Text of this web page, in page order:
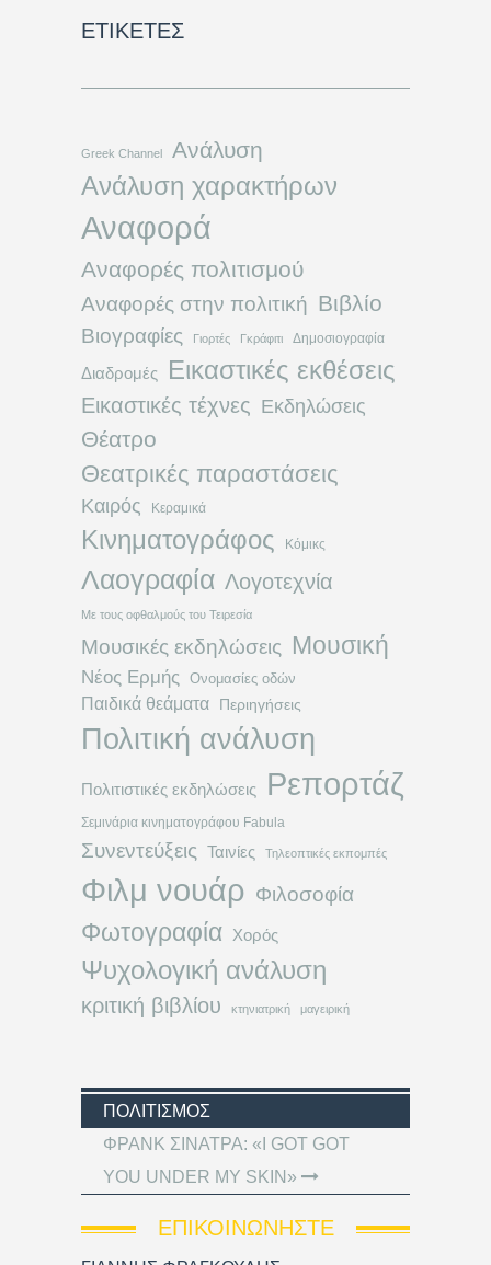
ΕΤΙΚΈΤΕΣ
Greek Channel Ανάλυση
Ανάλυση χαρακτήρων
Αναφορά
Αναφορές πολιτισμού
Αναφορές στην πολιτική Βιβλίο
Βιογραφίες Γιορτές Γκράφιτι Δημοσιογραφία
Διαδρομές Εικαστικές εκθέσεις
Εικαστικές τέχνες Εκδηλώσεις
Θέατρο
Θεατρικές παραστάσεις
Καιρός Κεραμικά
Κινηματογράφος Κόμικς
Λαογραφία Λογοτεχνία
Με τους οφθαλμούς του Τειρεσία
Μουσικές εκδηλώσεις Μουσική
Νέος Ερμής Ονομασίες οδών
Παιδικά θεάματα Περιηγήσεις
Πολιτική ανάλυση
Πολιτιστικές εκδηλώσεις Ρεπορτάζ
Σεμινάρια κινηματογράφου Fabula
Συνεντεύξεις Ταινίες Τηλεοπτικές εκπομπές
Φιλμ νουάρ Φιλοσοφία
Φωτογραφία Χορός
Ψυχολογική ανάλυση
κριτική βιβλίου κτηνιατρική μαγειρική
ΠΟΛΙΤΙΣΜΌΣ
ΦΡΑΝΚ ΣΙΝΑΤΡΑ: «I GOT GOT
YOU UNDER MY SKIN»
ΕΠΙΚΟΙΝΩΝΉΣΤΕ